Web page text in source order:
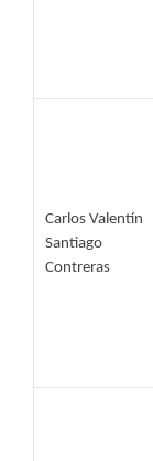
Carlos Valentín
Santiago
Contreras